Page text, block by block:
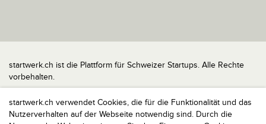
startwerk.ch verwendet Cookies, die für die Funktionalität und das
Nutzerverhalten auf der Webseite notwendig sind. Durch die
startwerk.ch ist die Plattform für Schweizer Startups. Alle Rechte
vorbehalten.
Impressum
Kontakt